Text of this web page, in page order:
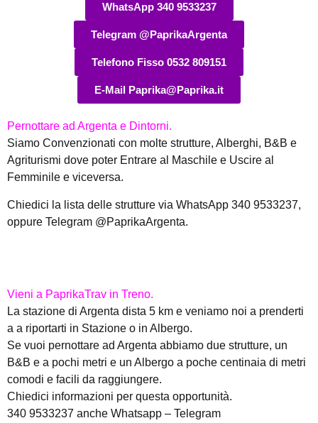
WhatsApp 340 9533237
Telegram @PaprikaArgenta
Telefono Fisso 0532 809151
E-Mail Paprika@Paprika.it
Pernottare ad Argenta e Dintorni.
Siamo Convenzionati con molte strutture, Alberghi, B&B e
Agriturismi dove poter Entrare al Maschile e Uscire al
Femminile e viceversa.
Chiedici la lista delle strutture via WhatsApp 340 9533237,
oppure Telegram @PaprikaArgenta.
Vieni a PaprikaTrav in Treno.
La stazione di Argenta dista 5 km e veniamo noi a prenderti
a a riportarti in Stazione o in Albergo.
Se vuoi pernottare ad Argenta abbiamo due strutture, un
B&B e a pochi metri e un Albergo a poche centinaia di metri
comodi e facili da raggiungere.
Chiedici informazioni per questa opportunità.
340 9533237 anche Whatsapp – Telegram